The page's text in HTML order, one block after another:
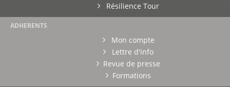
Résilience Tour
ADHERENTS
Mon compte
Lettre d'info
Revue de presse
Formations